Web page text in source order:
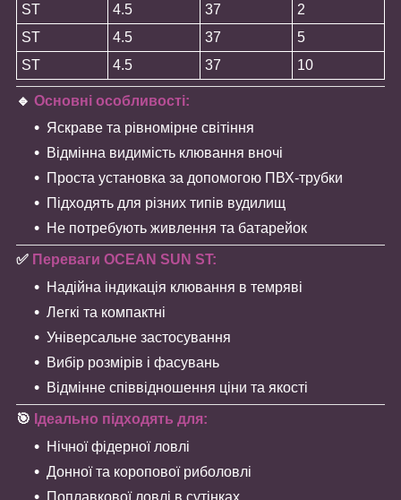
ST
4.5 37
2
ST
4.5 37
5
ST
4.5 37 10
🔹 Основні особливості:
Яскраве та рівномірне світіння
Відмінна видимість клювання вночі
Проста установка за допомогою ПВХ-трубки
Підходять для різних типів вудилищ
Не потребують живлення та батарейок
✅ Переваги OCEAN SUN ST:
Надійна індикація клювання в темряві
Легкі та компактні
Універсальне застосування
Вибір розмірів і фасувань
Відмінне співвідношення ціни та якості
🎯 Ідеально підходять для:
Нічної фідерної ловлі
Донної та коропової риболовлі
Поплавкової ловлі в сутінках